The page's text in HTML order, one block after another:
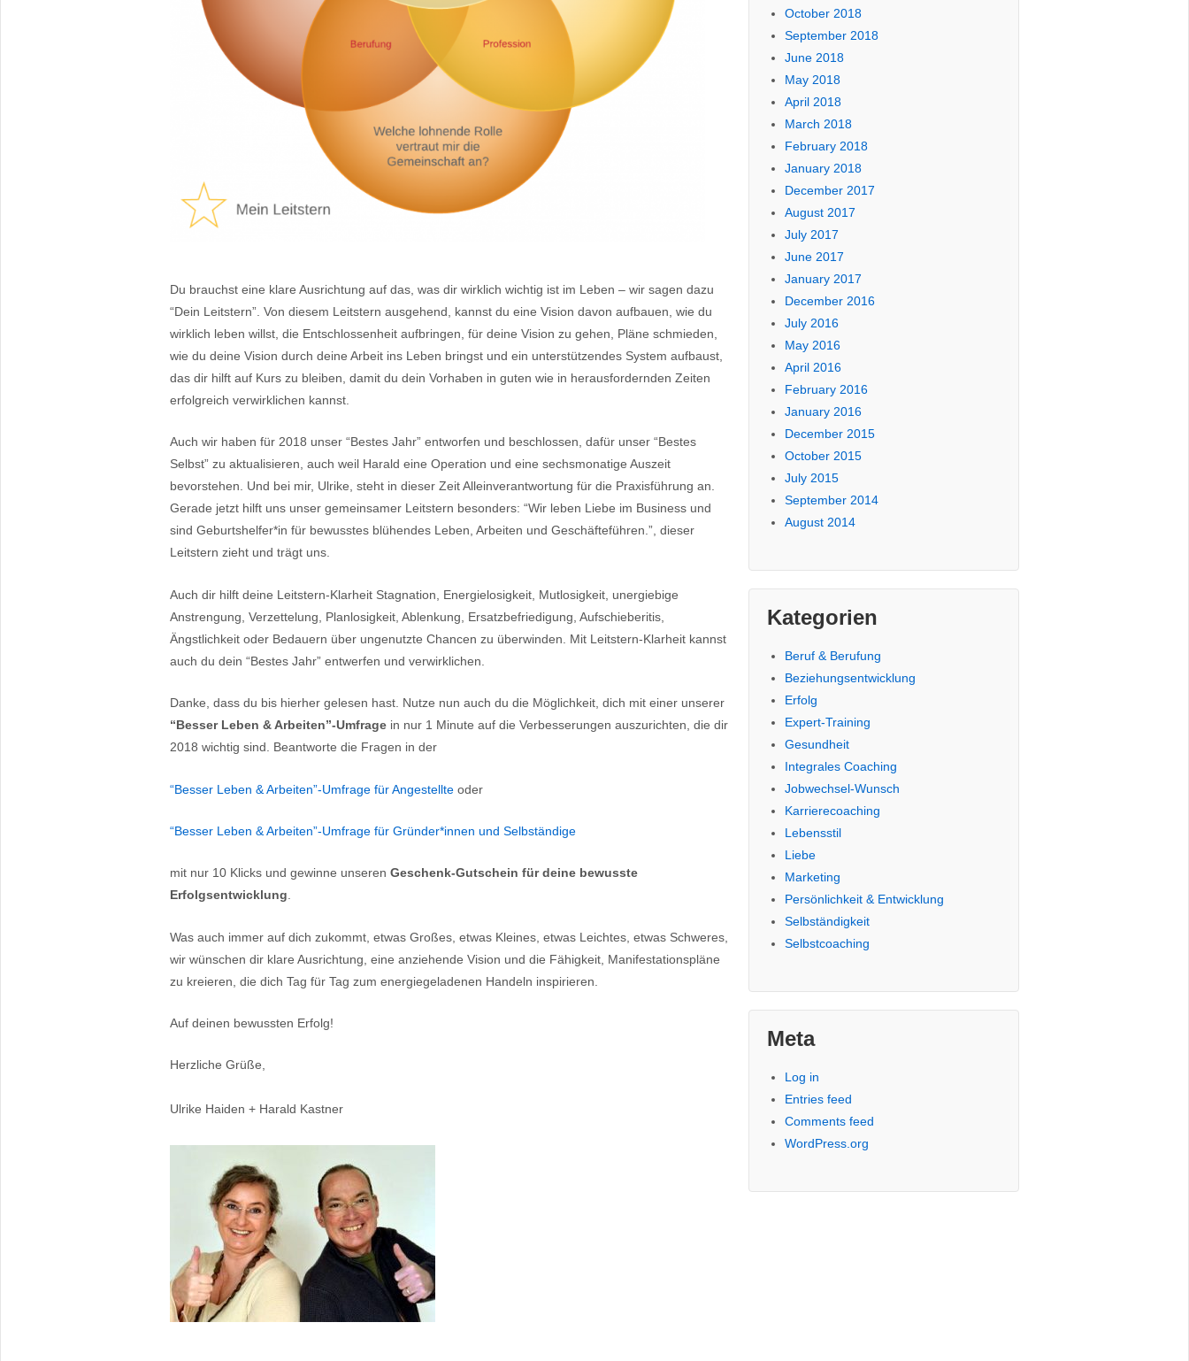
Du brauchst eine klare Ausrichtung auf das, was dir wirklich wichtig ist im Leben – wir sagen dazu
“Dein Leitstern”. Von diesem Leitstern ausgehend, kannst du eine Vision davon aufbauen, wie du
wirklich leben willst, die Entschlossenheit aufbringen, für deine Vision zu gehen, Pläne schmieden,
wie du deine Vision durch deine Arbeit ins Leben bringst und ein unterstützendes System aufbaust,
das dir hilft auf Kurs zu bleiben, damit du dein Vorhaben in guten wie in herausfordernden Zeiten
erfolgreich verwirklichen kannst.
Auch wir haben für 2018 unser “Bestes Jahr” entworfen und beschlossen, dafür unser “Bestes
Selbst” zu aktualisieren, auch weil Harald eine Operation und eine sechsmonatige Auszeit
bevorstehen. Und bei mir, Ulrike, steht in dieser Zeit Alleinverantwortung für die Praxisführung an.
Gerade jetzt hilft uns unser gemeinsamer Leitstern besonders: “Wir leben Liebe im Business und
sind Geburtshelfer*in für bewusstes blühendes Leben, Arbeiten und Geschäfteführen.”, dieser
Leitstern zieht und trägt uns.
Auch dir hilft deine Leitstern-Klarheit Stagnation, Energielosigkeit, Mutlosigkeit, unergiebige
Anstrengung, Verzettelung, Planlosigkeit, Ablenkung, Ersatzbefriedigung, Aufschieberitis,
Ängstlichkeit oder Bedauern über ungenutzte Chancen zu überwinden. Mit Leitstern-Klarheit kannst
auch du dein “Bestes Jahr” entwerfen und verwirklichen.
Danke, dass du bis hierher gelesen hast. Nutze nun auch du die Möglichkeit, dich mit einer unserer
“Besser Leben & Arbeiten”-Umfrage in nur 1 Minute auf die Verbesserungen auszurichten, die dir
2018 wichtig sind. Beantworte die Fragen in der
“Besser Leben & Arbeiten”-Umfrage für Angestellte oder
“Besser Leben & Arbeiten”-Umfrage für Gründer*innen und Selbständige
mit nur 10 Klicks und gewinne unseren Geschenk-Gutschein für deine bewusste
Erfolgsentwicklung.
Was auch immer auf dich zukommt, etwas Großes, etwas Kleines, etwas Leichtes, etwas Schweres,
wir wünschen dir klare Ausrichtung, eine anziehende Vision und die Fähigkeit, Manifestationspläne
zu kreieren, die dich Tag für Tag zum energiegeladenen Handeln inspirieren.
Auf deinen bewussten Erfolg!
Herzliche Grüße,
Ulrike Haiden + Harald Kastner
October 2018
September 2018
June 2018
May 2018
April 2018
March 2018
February 2018
January 2018
December 2017
August 2017
July 2017
June 2017
January 2017
December 2016
July 2016
May 2016
April 2016
February 2016
January 2016
December 2015
October 2015
July 2015
September 2014
August 2014
Kategorien
Beruf & Berufung
Beziehungsentwicklung
Erfolg
Expert-Training
Gesundheit
Integrales Coaching
Jobwechsel-Wunsch
Karrierecoaching
Lebensstil
Liebe
Marketing
Persönlichkeit & Entwicklung
Selbständigkeit
Selbstcoaching
Meta
Log in
Entries feed
Comments feed
WordPress.org